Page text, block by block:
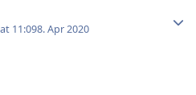
11:098. Apr 2020